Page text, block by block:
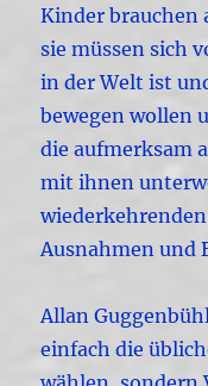
Kinder brauchen
sie müssen sich
in der Welt ist
bewegen wollen
die aufmerksam
mit ihnen
Ausnahmen und
Allan
einfach die